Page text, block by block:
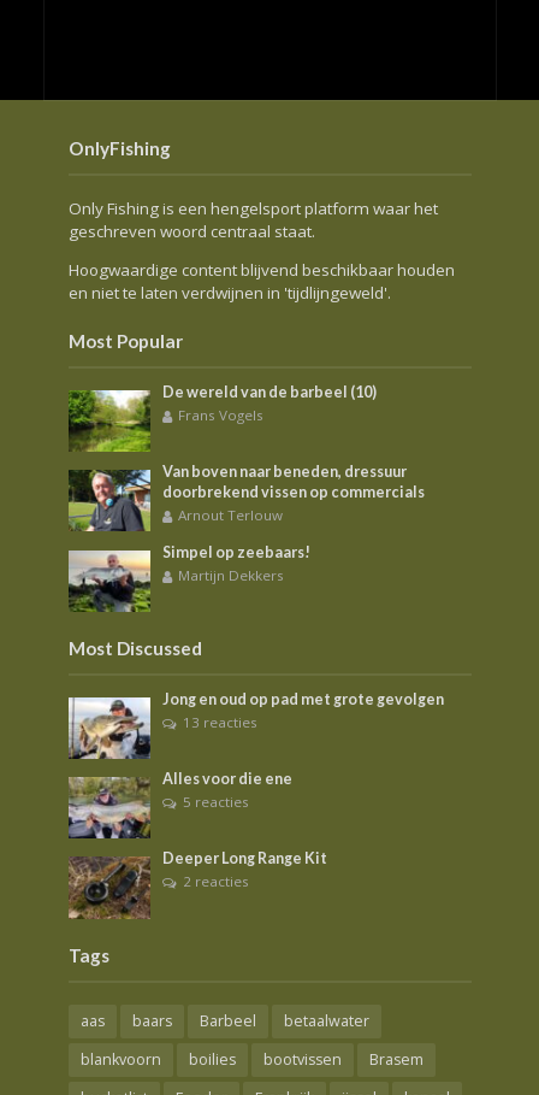
OnlyFishing
Only Fishing is een hengelsport platform waar het
geschreven woord centraal staat.
Hoogwaardige content blijvend beschikbaar houden
en niet te laten verdwijnen in 'tijdlijngeweld'.
Most Popular
De wereld van de barbeel (10)
Frans Vogels
Van boven naar beneden, dressuur
doorbrekend vissen op commercials
Arnout Terlouw
Simpel op zeebaars!
Martijn Dekkers
Most Discussed
Jong en oud op pad met grote gevolgen
13 reacties
Alles voor die ene
5 reacties
Deeper Long Range Kit
2 reacties
Tags
aas baars Barbeel
betaalwater
blankvoorn
boilies bootvissen
Brasem